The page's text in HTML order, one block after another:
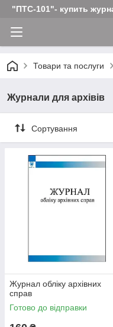
"ПТС-101"- купить
Товари та послуги
Журнали для архівів
Сортування
Журнал обліку архівних
справ
Готово до відправки